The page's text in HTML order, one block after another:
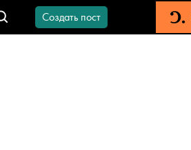
Создать пост